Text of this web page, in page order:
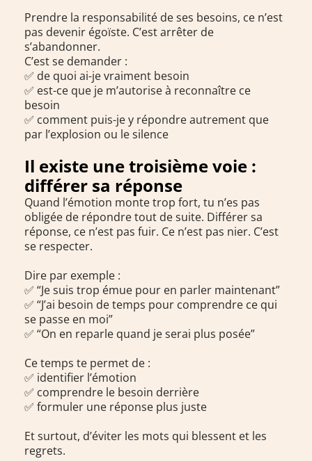
Prendre la responsabilité de ses besoins, ce n’est
pas devenir égoïste. C’est arrêter de
s’abandonner.
C’est se demander :
✅ de quoi ai-je vraiment besoin
✅ est-ce que je m’autorise à reconnaître ce
besoin
✅ comment puis-je y répondre autrement que
par l’explosion ou le silence
Il existe une troisième voie :
différer sa réponse
Quand l’émotion monte trop fort, tu n’es pas
obligée de répondre tout de suite. Différer sa
réponse, ce n’est pas fuir. Ce n’est pas nier. C’est
se respecter.
Dire par exemple :
✅ “Je suis trop émue pour en parler maintenant”
✅ “J’ai besoin de temps pour comprendre ce qui
se passe en moi”
✅ “On en reparle quand je serai plus posée”
Ce temps te permet de :
✅ identifier l’émotion
✅ comprendre le besoin derrière
✅ formuler une réponse plus juste
Et surtout, d’éviter les mots qui blessent et les
regrets.